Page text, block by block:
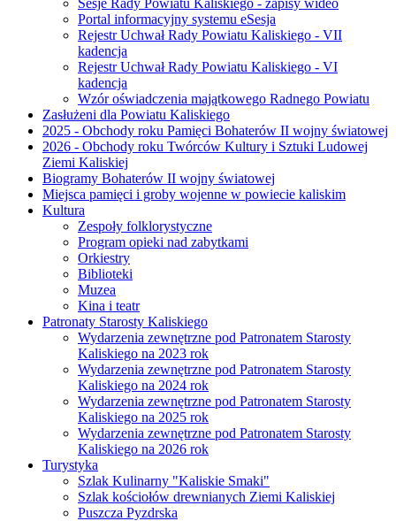
Sesje Rady Powiatu Kaliskiego - zapisy wideo
Portal informacyjny systemu eSesja
Rejestr Uchwał Rady Powiatu Kaliskiego - VII
kadencja
Rejestr Uchwał Rady Powiatu Kaliskiego - VI
kadencja
Wzór oświadczenia majątkowego Radnego Powiatu
Zasłużeni dla Powiatu Kaliskiego
2025 - Obchody roku Pamięci Bohaterów II wojny światowej
2026 - Obchody roku Twórców Kultury i Sztuki Ludowej
Ziemi Kaliskiej
Biogramy Bohaterów II wojny światowej
Miejsca pamięci i groby wojenne w powiecie kaliskim
Kultura
Zespoły folklorystyczne
Program opieki nad zabytkami
Orkiestry
Biblioteki
Muzea
Kina i teatr
Patronaty Starosty Kaliskiego
Wydarzenia zewnętrzne pod Patronatem Starosty
Kaliskiego na 2023 rok
Wydarzenia zewnętrzne pod Patronatem Starosty
Kaliskiego na 2024 rok
Wydarzenia zewnętrzne pod Patronatem Starosty
Kaliskiego na 2025 rok
Wydarzenia zewnętrzne pod Patronatem Starosty
Kaliskiego na 2026 rok
Turystyka
Szlak Kulinarny "Kaliskie Smaki"
Szlak kościołów drewnianych Ziemi Kaliskiej
Puszcza Pyzdrska